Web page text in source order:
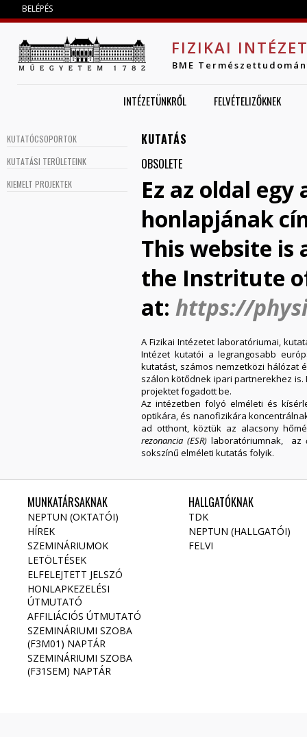
BELÉPÉS
FIZIKAI
BME
INTÉZETÜNKRŐL FELVÉTELIZŐKNEK
KUTATÁS
OBSOLETE
Ez az oldal
honlapjának
This website is
the Instritute
at: https://
A Fizikai Intézetet laboratóriumai,
Intézet kutatói a legrangosabb
kutatást, számos nemzetközi hálózat
szálon kötődnek ipari partnerekhez
projektet fogadott be.
Az intézetben folyó elméleti és
optikára, és nanofizikára
ad otthont, köztük az alacsony
rezonancia (ESR) laboratóriumnak, az
sokszínű elméleti kutatás folyik.
KUTATÓCSOPORTOK
KUTATÁSI TERÜLETEINK
KIEMELT PROJEKTEK
MUNKATÁRSAKNAK
NEPTUN (OKTATÓI)
HÍREK
SZEMINÁRIUMOK
LETÖLTÉSEK
ELFELEJTETT JELSZÓ
HONLAPKEZELÉSI
ÚTMUTATÓ
AFFILIÁCIÓS ÚTMUTATÓ
SZEMINÁRIUMI SZOBA
(F3M01) NAPTÁR
SZEMINÁRIUMI SZOBA
(F31SEM) NAPTÁR
HALLGATÓKNAK
TDK
NEPTUN (HALLGATÓI)
FELVI